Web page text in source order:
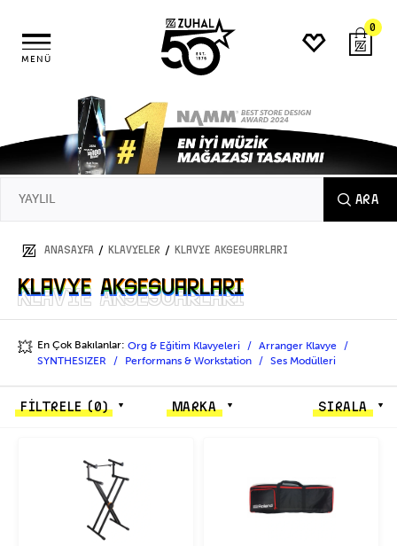
MENÜ
0
ARA
ANASAYFA / KLAVYELER / Klavye Aksesuarları
Klavye Aksesuarları
Klavye Aksesuarları
💥 En Çok Bakılanlar: Org & Eğitim Klavyeleri
Arranger Klavye
SYNTHESIZER
Performans & Workstation Ses Modülleri
FİLTRELE(0) MARKA SIRALA